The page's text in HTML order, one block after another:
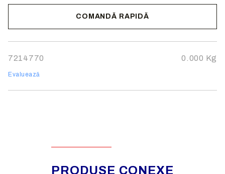
COMANDĂ RAPIDĂ
Noi vă vom contacta pentru finalizarea comenzii.
7214770 0.000 Kg
Evaluează
PRODUSE CONEXE